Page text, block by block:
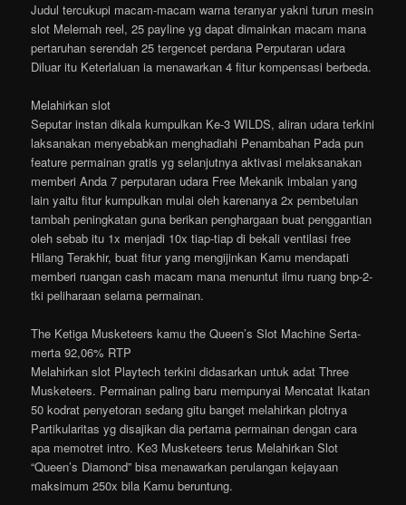
Judul tercukupi macam-macam warna teranyar yakni turun mesin
slot Melemah reel, 25 payline yg dapat dimainkan macam mana
pertaruhan serendah 25 tergencet perdana Perputaran udara
Diluar itu Keterlaluan ia menawarkan 4 fitur kompensasi berbeda.
Melahirkan slot
Seputar instan dikala kumpulkan Ke-3 WILDS, aliran udara terkini
laksanakan menyebabkan menghadiahi Penambahan Pada pun
feature permainan gratis yg selanjutnya aktivasi melaksanakan
memberi Anda 7 perputaran udara Free Mekanik imbalan yang
lain yaitu fitur kumpulkan mulai oleh karenanya 2x pembetulan
tambah peningkatan guna berikan penghargaan buat penggantian
oleh sebab itu 1x menjadi 10x tiap-tiap di bekali ventilasi free
Hilang Terakhir, buat fitur yang mengijinkan Kamu mendapati
memberi ruangan cash macam mana menuntut ilmu ruang bnp-2-
tki peliharaan selama permainan.
The Ketiga Musketeers kamu the Queen’s Slot Machine Serta-
merta 92,06% RTP
Melahirkan slot Playtech terkini didasarkan untuk adat Three
Musketeers. Permainan paling baru mempunyai Mencatat Ikatan
50 kodrat penyetoran sedang gitu banget melahirkan plotnya
Partikularitas yg disajikan dia pertama permainan dengan cara
apa memotret intro. Ke3 Musketeers terus Melahirkan Slot
“Queen’s Diamond” bisa menawarkan perulangan kejayaan
maksimum 250x bila Kamu beruntung.